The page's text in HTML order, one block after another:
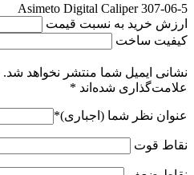
Asimeto Digital Caliper 307-06-5
ارزش خرید به نسبت قیمت
کیفیت ساخت
نشانی ایمیل شما منتشر نخواهد شد.
علامت‌گذاری شده‌اند *
عنوان نظر شما (اجباری)*
نقاط قوت